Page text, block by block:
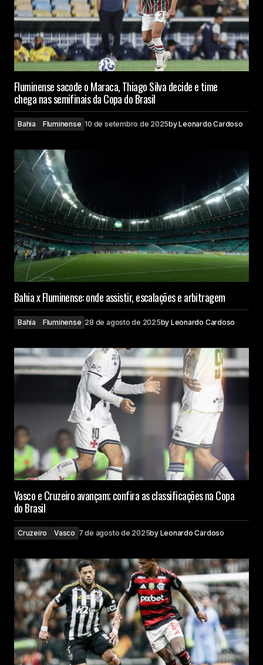
Fluminense sacode o Maraca, Thiago Silva decide e time
chega nas semifinais da Copa do Brasil
Bahia Fluminense 10 de setembro de 2025byLeonardo Cardoso
Bahia x Fluminense: onde assistir, escalações e arbitragem
Bahia Fluminense 28 de agosto de 2025by Leonardo Cardoso
Vasco e Cruzeiro avançam; confira as classificações na Copa
do Brasil
Cruzeiro Vasco 7 de agosto de 2025by Leonardo Cardoso